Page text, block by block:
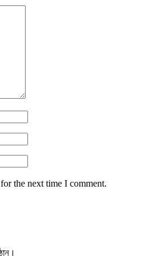
the next time I comment.